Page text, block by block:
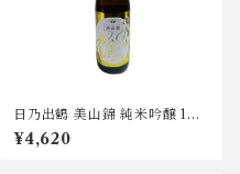
日乃出鶴 美山錦 純米吟醸 180
0ml
¥4,620